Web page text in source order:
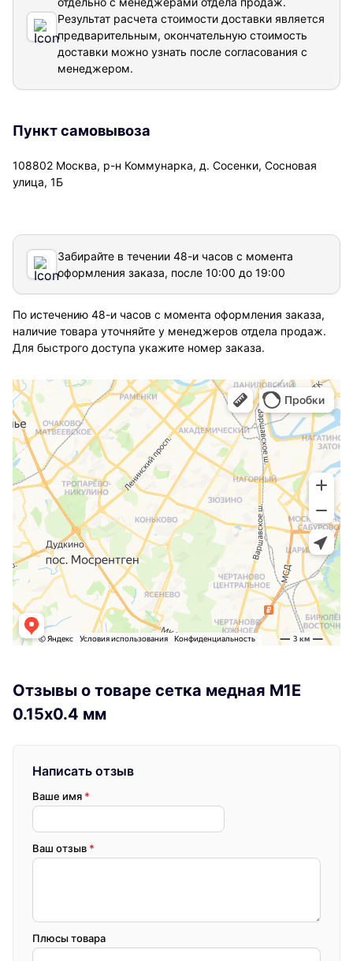
Результат расчета стоимости доставки является
предварительным, окончательную стоимость
доставки можно узнать после согласования с
менеджером.
Пункт самовывоза
108802 Москва, р-н Коммунарка, д. Сосенки, Сосновая
улица, 1Б
Забирайте в течении 48-и часов с момента
оформления заказа, после 10:00 до 19:00
По истечению 48-и часов с момента оформления заказа,
наличие товара уточняйте у менеджеров отдела продаж.
Для быстрого доступа укажите номер заказа.
Отзывы о товаре сетка медная М1Е
0.15х0.4 мм
Написать отзыв
Ваше имя *
Ваш отзыв *
Плюсы товара